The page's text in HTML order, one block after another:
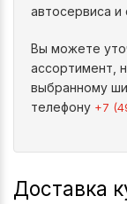
автосервиса и
Вы можете
ассортимент,
выбранному
телефону +7
Доставка